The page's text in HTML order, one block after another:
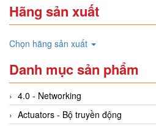
Hãng sản xuất
Chọn hãng sản xuất
Danh mục sản phẩm
4.0 - Networking
Actuators - Bộ truyền động